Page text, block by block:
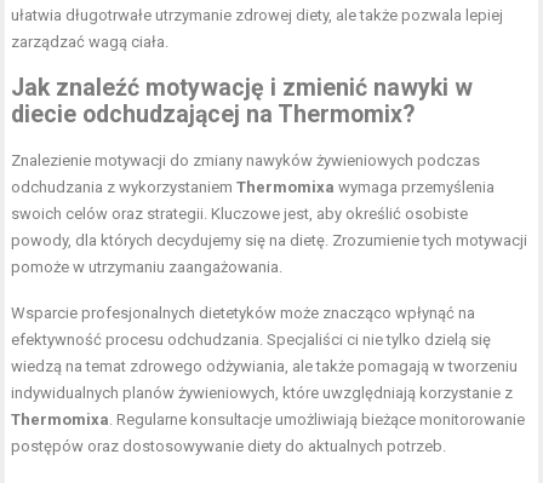
ułatwia długotrwałe utrzymanie zdrowej diety, ale także pozwala lepiej
zarządzać wagą ciała.
Jak znaleźć motywację i zmienić nawyki w
diecie odchudzającej na Thermomix?
Znalezienie motywacji do zmiany nawyków żywieniowych podczas
odchudzania z wykorzystaniemThermomixa wymaga przemyślenia
swoich celów oraz strategii. Kluczowe jest, aby określić osobiste
powody, dla których decydujemy się na dietę. Zrozumienie tych motywacji
pomoże w utrzymaniu zaangażowania.
Wsparcie profesjonalnych dietetyków może znacząco wpłynąć na
efektywność procesu odchudzania. Specjaliści ci nie tylko dzielą się
wiedzą na temat zdrowego odżywiania, ale także pomagają w tworzeniu
indywidualnych planów żywieniowych, które uwzględniają korzystanie z
Thermomixa. Regularne konsultacje umożliwiają bieżące monitorowanie
postępów oraz dostosowywanie diety do aktualnych potrzeb.